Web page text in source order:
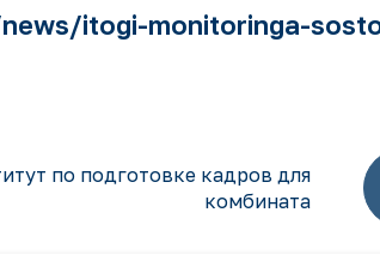
itogi-monitoringa-
по подготовке кадров для
комбината